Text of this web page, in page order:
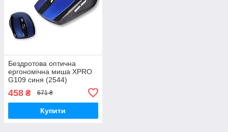
Бездротова оптична
ергономічна миша XPRO
G109 синя (2544)
458 ₴ 671 ₴
Купити